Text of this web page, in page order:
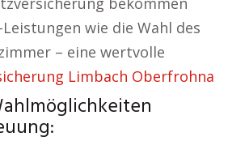
wie die Wahl des
– eine wertvolle
Limbach Oberfrohna